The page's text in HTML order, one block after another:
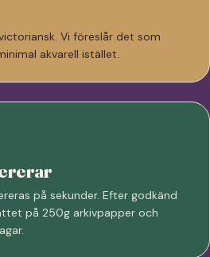
Vi föreslår det som
akvarell istället.
på sekunder. Efter godkänd
på 250g arkivpapper och